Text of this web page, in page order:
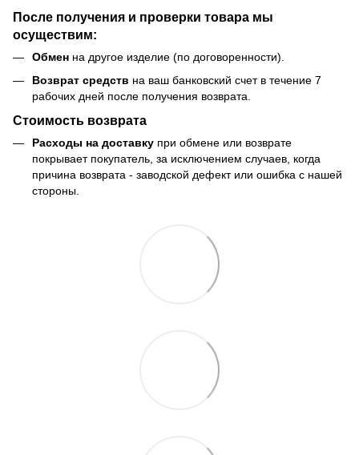
После получения и проверки товара мы
осуществим:
Обмен на другое изделие (по договоренности).
Возврат средств на ваш банковский счет в течение 7
рабочих дней после получения возврата.
Стоимость возврата
Расходы на доставку при обмене или возврате
покрывает покупатель, за исключением случаев, когда
причина возврата - заводской дефект или ошибка с нашей
стороны.